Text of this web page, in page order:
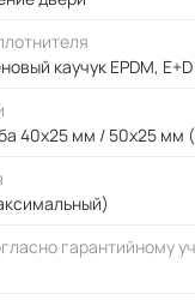
каучук EPDM, E+D
40х25 мм / 50x25 мм
гарантийному